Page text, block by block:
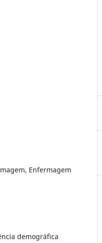
Enfermagem
demográfica